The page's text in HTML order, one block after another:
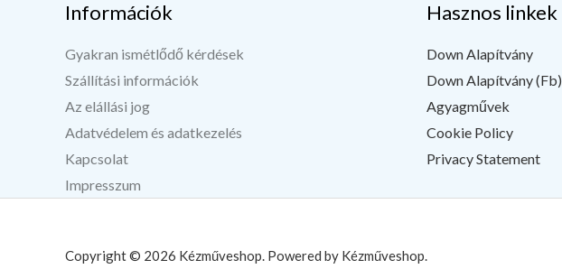
Információk
Gyakran ismétlődő kérdések
Szállítási információk
Az elállási jog
Adatvédelem és adatkezelés
Kapcsolat
Impresszum
Hasznos linkek
Down Alapítvány
Down Alapítvány (Fb)
Agyagművek
Cookie Policy
Privacy Statement
Copyright © 2026 Kézműveshop. Powered by Kézműveshop.